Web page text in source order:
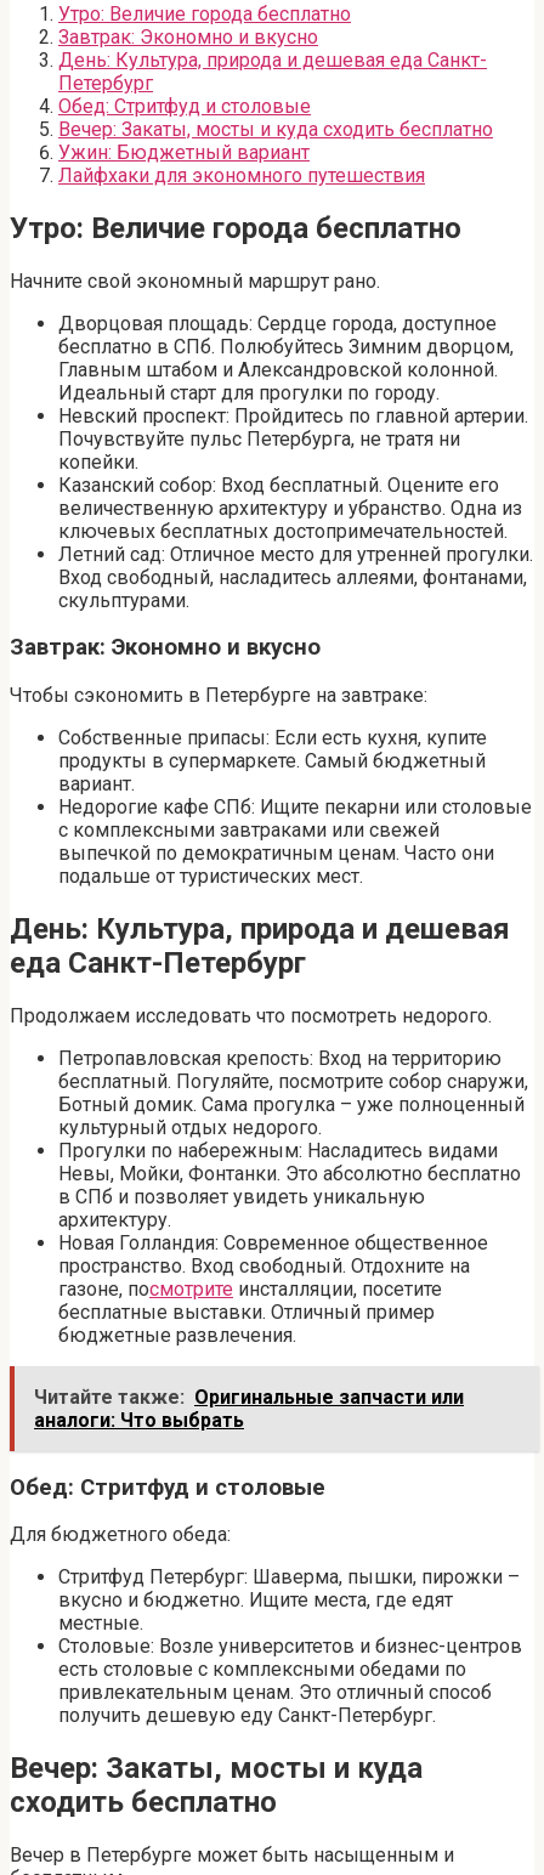
Утро: Величие города бесплатно
Завтрак: Экономно и вкусно
День: Культура, природа и дешевая еда Санкт-
Петербург
Обед: Стритфуд и столовые
Вечер: Закаты, мосты и куда сходить бесплатно
Ужин: Бюджетный вариант
Лайфхаки для экономного путешествия
Утро: Величие города бесплатно
Начните свой экономный маршрут рано.
Дворцовая площадь: Сердце города, доступное
бесплатно в СПб. Полюбуйтесь Зимним дворцом,
Главным штабом и Александровской колонной.
Идеальный старт для прогулки по городу.
Невский проспект: Пройдитесь по главной артерии.
Почувствуйте пульс Петербурга, не тратя ни
копейки.
Казанский собор: Вход бесплатный. Оцените его
величественную архитектуру и убранство. Одна из
ключевых бесплатных достопримечательностей.
Летний сад: Отличное место для утренней прогулки.
Вход свободный, насладитесь аллеями, фонтанами,
скульптурами.
Завтрак: Экономно и вкусно
Чтобы сэкономить в Петербурге на завтраке:
Собственные припасы: Если есть кухня, купите
продукты в супермаркете. Самый бюджетный
вариант.
Недорогие кафе СПб: Ищите пекарни или столовые
с комплексными завтраками или свежей
выпечкой по демократичным ценам. Часто они
подальше от туристических мест.
День: Культура, природа и дешевая
еда Санкт-Петербург
Продолжаем исследовать что посмотреть недорого.
Петропавловская крепость: Вход на территорию
бесплатный. Погуляйте, посмотрите собор снаружи,
Ботный домик. Сама прогулка – уже полноценный
культурный отдых недорого.
Прогулки по набережным: Насладитесь видами
Невы, Мойки, Фонтанки. Это абсолютно бесплатно
в СПб и позволяет увидеть уникальную
архитектуру.
Новая Голландия: Современное общественное
пространство. Вход свободный. Отдохните на
газоне, посмотрите инсталляции, посетите
бесплатные выставки. Отличный пример
бюджетные развлечения.
Читайте также: Оригинальные запчасти или
аналоги: Что выбрать
Обед: Стритфуд и столовые
Для бюджетного обеда:
Стритфуд Петербург: Шаверма, пышки, пирожки –
вкусно и бюджетно. Ищите места, где едят
местные.
Столовые: Возле университетов и бизнес-центров
есть столовые с комплексными обедами по
привлекательным ценам. Это отличный способ
получить дешевую еду Санкт-Петербург.
Вечер: Закаты, мосты и куда
сходить бесплатно
Вечер в Петербурге может быть насыщенным и